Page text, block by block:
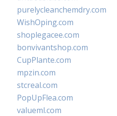
purelycleanchemdry.com
WishOping.com
shoplegacee.com
bonvivantshop.com
CupPlante.com
mpzin.com
stcreal.com
PopUpFlea.com
valueml.com